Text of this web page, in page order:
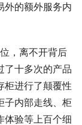
外的额外服务内
，离不开背后
了十多次的产品
柜进行了颠覆性
子内部走线、柜
体验等上百个细